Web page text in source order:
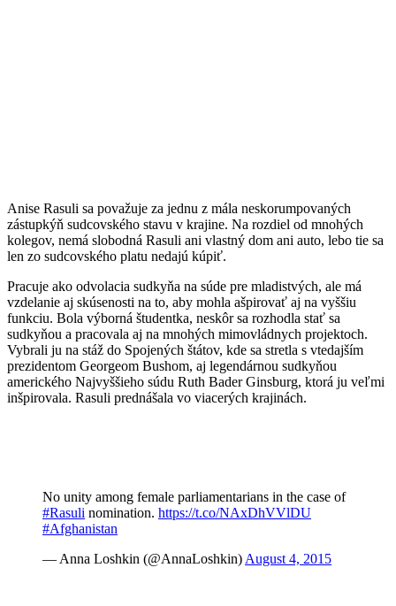
Anise Rasuli sa považuje za jednu z mála neskorumpovaných
zástupkýň sudcovského stavu v krajine. Na rozdiel od mnohých
kolegov, nemá slobodná Rasuli ani vlastný dom ani auto, lebo tie sa
len zo sudcovského platu nedajú kúpiť.
Pracuje ako odvolacia sudkyňa na súde pre mladistvých, ale má
vzdelanie aj skúsenosti na to, aby mohla ašpirovať aj na vyššiu
funkciu. Bola výborná študentka, neskôr sa rozhodla stať sa
sudkyňou a pracovala aj na mnohých mimovládnych projektoch.
Vybrali ju na stáž do Spojených štátov, kde sa stretla s vtedajším
prezidentom Georgeom Bushom, aj legendárnou sudkyňou
amerického Najvyššieho súdu Ruth Bader Ginsburg, ktorá ju veľmi
inšpirovala. Rasuli prednášala vo viacerých krajinách.
No unity among female parliamentarians in the case of
#Rasuli nomination. https://t.co/NAxDhVVlDU
#Afghanistan
— Anna Loshkin (@AnnaLoshkin) August 4, 2015